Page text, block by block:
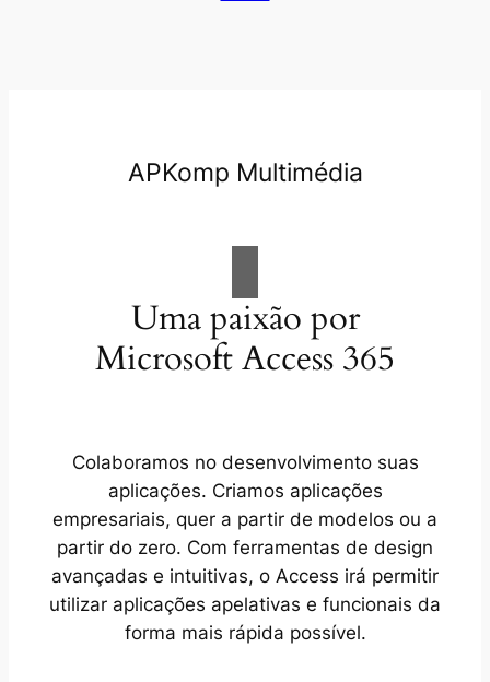
APKomp Multimédia
Uma paixão por
Microsoft Access 365
Colaboramos no desenvolvimento suas
aplicações. Criamos aplicações
empresariais, quer a partir de modelos ou a
partir do zero. Com ferramentas de design
avançadas e intuitivas, o Access irá permitir
utilizar aplicações apelativas e funcionais da
forma mais rápida possível.